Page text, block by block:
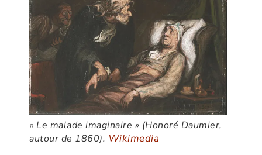
« Le malade imaginaire » (Honoré Daumier,
autour de 1860). Wikimedia